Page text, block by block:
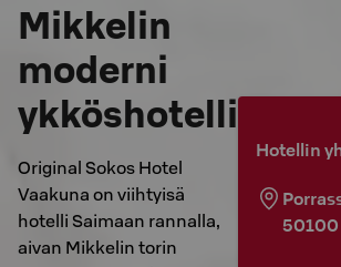
Mikkelin
moderni
ykköshotelli
Original Sokos Hotel
Vaakuna on viihtyisä
hotelli Saimaan rannalla,
aivan Mikkelin torin
Hotellin
50100